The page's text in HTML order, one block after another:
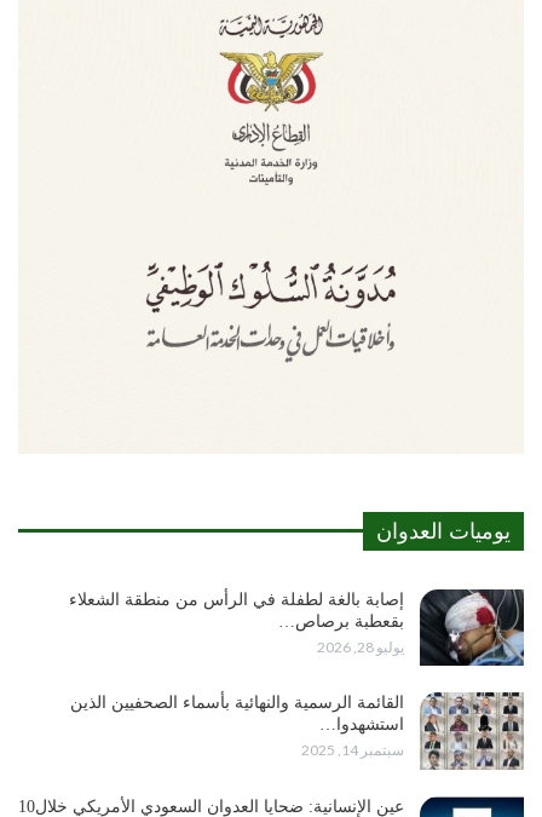
يوميات العدوان
إصابة بالغة لطفلة في الرأس من منطقة الشعلاء
بقعطبة برصاص…
يوليو 28, 2026
القائمة الرسمية والنهائية بأسماء الصحفيين الذين
استشهدوا…
سبتمبر 14, 2025
عين الإنسانية: ضحايا العدوان السعودي الأمريكي خلال10